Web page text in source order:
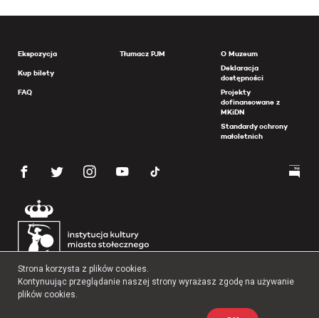
Ekspozycja
Kup bilety
FAQ
Tłumacz PJM
O Muzeum
Deklaracja
dostępności
Projekty
dofinansowane z
MKiDN
Standardy ochrony
małoletnich
Strona korzysta z plików cookies.
Kontynuując przeglądanie naszej strony wyrażasz zgodę na używanie
plików cookies.